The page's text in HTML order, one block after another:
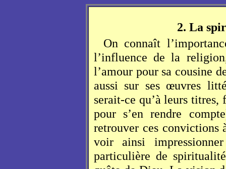
2. La
On connaît
l’influence de la
l’amour pour sa cousine
aussi sur ses œuvres
serait-ce qu’à leurs
pour s’en rendre
retrouver ces convictions
voir ainsi
particulière de